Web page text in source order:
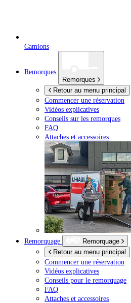
Camions
Remorques
Remorques
Retour au menu principal
Commencer une réservation
Vidéos explicatives
Conseils sur les remorques
FAQ
Attaches et accessoires
Remorquage
Remorquage
Retour au menu principal
Commencer une réservation
Vidéos explicatives
Conseils pour le remorquage
FAQ
Attaches et accessoires